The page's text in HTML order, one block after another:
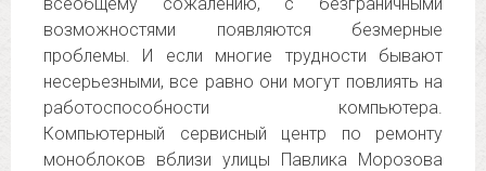
возможностями появляются безмерные
проблемы. И если многие трудности бывают
несерьезными, все равно они могут повлиять на
работоспособности компьютера.
Компьютерный сервисный центр по ремонту
моноблоков вблизи улицы Павлика Морозова